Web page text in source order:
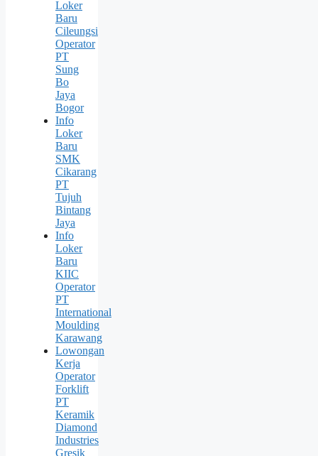
Loker
Baru
Cileungsi
Operator
PT
Sung
Bо
Jaya
Bogor
Info
Loker
Baru
SMK
Cikarang
PT
Tujuh
Bintang
Jaya
Info
Loker
Baru
KIIC
Operator
PT
International
Moulding
Karawang
Lowongan
Kerja
Operator
Forklift
PT
Keramik
Diamond
Industries
Gresik